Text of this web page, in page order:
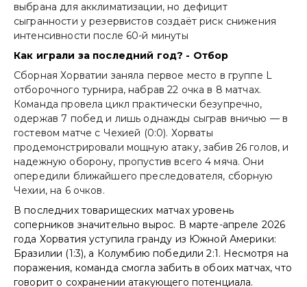
выбрана для акклиматизации, но дефицит
сыгранности у резервистов создаёт риск снижения
интенсивности после 60-й минуты
Как игpали за последний год? - Отбоp
Сборная Хорватии заняла первое место в группе L
отборочного турнира, набрав 22 очка в 8 матчах.
Команда провела цикл практически безупречно,
одержав 7 побед и лишь однажды сыграв вничью — в
гостевом матче с Чехией (0:0). Хорваты
продемонстрировали мощную атаку, забив 26 голов, и
надежную оборону, пропустив всего 4 мяча. Они
опередили ближайшего преследователя, сборную
Чехии, на 6 очков.
В последних товарищеских матчах уровень
соперников значительно вырос. В марте-апреле 2026
года Хорватия уступила гранду из Южной Америки:
Бразилии (1:3), а Колумбию победили 2:1. Несмотря на
поражения, команда смогла забить в обоих матчах, что
говорит о сохранении атакующего потенциала.